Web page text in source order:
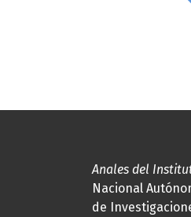
Anales del
Nacional
de